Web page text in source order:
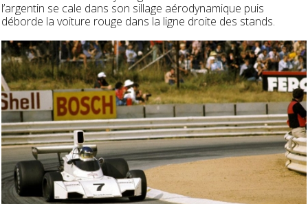
l’argentin se cale dans son sillage aérodynamique puis
déborde la voiture rouge dans la ligne droite des stands.